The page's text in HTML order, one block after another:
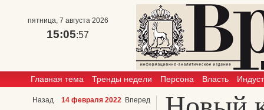
пятница, 7 августа 2026
15:05:57
Главная тема Тренды недели Персона Власть
Назад 14 февраля 2022 Вперед